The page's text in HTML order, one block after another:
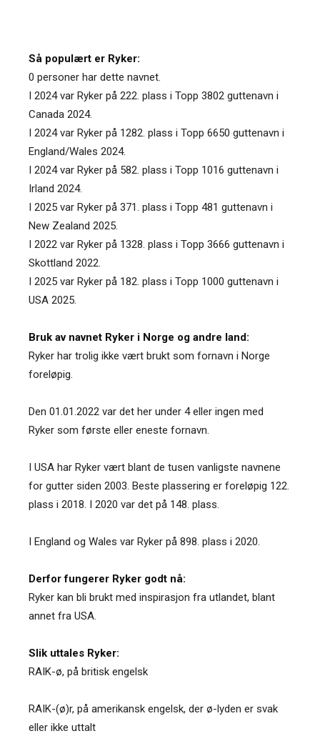
Så populært er Ryker:
0 personer har dette navnet.
I 2024 var Ryker på 222. plass i Topp 3802 guttenavn i
Canada 2024.
I 2024 var Ryker på 1282. plass i Topp 6650 guttenavn i
England/Wales 2024.
I 2024 var Ryker på 582. plass i Topp 1016 guttenavn i
Irland 2024.
I 2025 var Ryker på 371. plass i Topp 481 guttenavn i
New Zealand 2025.
I 2022 var Ryker på 1328. plass i Topp 3666 guttenavn i
Skottland 2022.
I 2025 var Ryker på 182. plass i Topp 1000 guttenavn i
USA 2025.
Bruk av navnet Ryker i Norge og andre land:
Ryker har trolig ikke vært brukt som fornavn i Norge
foreløpig.
Den 01.01.2022 var det her under 4 eller ingen med
Ryker som første eller eneste fornavn.
I USA har Ryker vært blant de tusen vanligste navnene
for gutter siden 2003. Beste plassering er foreløpig 122.
plass i 2018. I 2020 var det på 148. plass.
I England og Wales var Ryker på 898. plass i 2020.
Derfor fungerer Ryker godt nå:
Ryker kan bli brukt med inspirasjon fra utlandet, blant
annet fra USA.
Slik uttales Ryker:
RAIK-ø, på britisk engelsk
RAIK-(ø)r, på amerikansk engelsk, der ø-lyden er svak
eller ikke uttalt